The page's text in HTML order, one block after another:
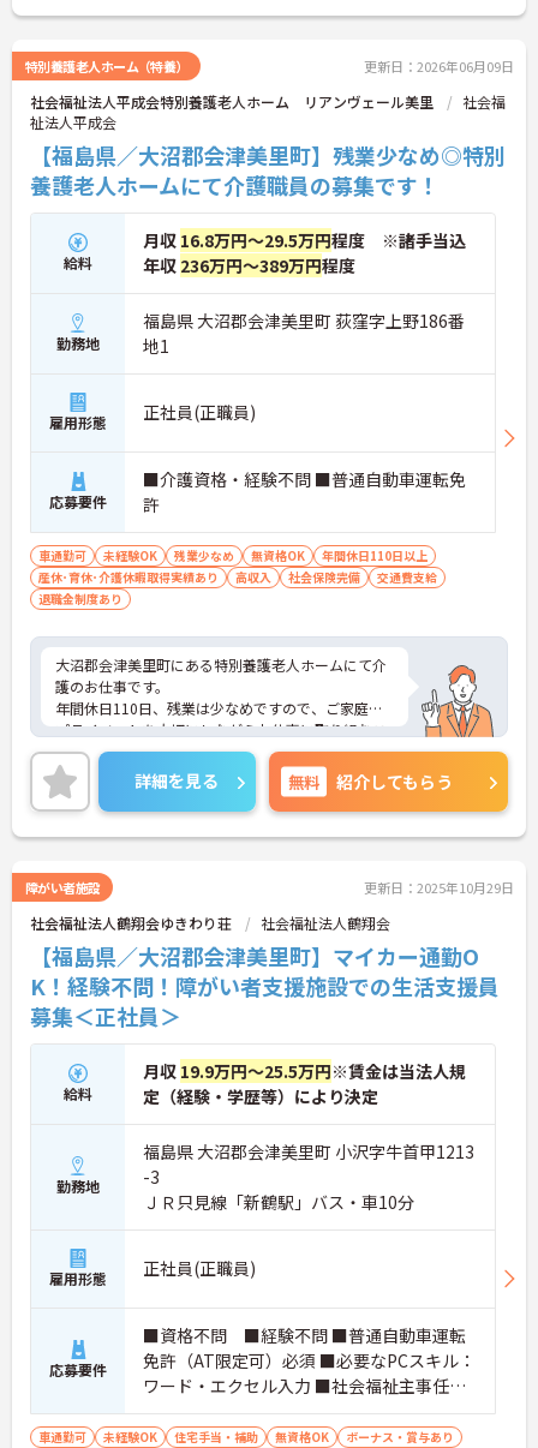
特別養護老人ホーム（特養） 更新日：2026年06月09日
社会福祉法人平成会特別養護老人ホーム リアンヴェール美里
社会福
祉法人平成会
【福島県／大沼郡会津美里町】残業少なめ◎特別
養護老人ホームにて介護職員の募集です！
給料
月収 16.8万円～29.5万円程度 ※諸手当込
年収 236万円～389万円程度
勤務地
福島県 大沼郡会津美里町 荻窪字上野186番
地1
雇用形態 正社員(正職員)
応募要件
■介護資格・経験不問 ■普通自動車運転免
許
車通勤可 未経験OK 残業少なめ 無資格OK
年間休日110日以上
産休･育休･介護休暇取得実績あり
高収入 社会保険完備
交通費支給
退職金制度あり
大沼郡会津美里町にある特別養護老人ホームにて介
護のお仕事です。
年間休日110日、残業は少なめですので、ご家庭や
プライベートを大切にしながらお仕事に取り組むこ
とができます。
ご興味がある方は是非一度マイナビまでお問い合わ
せください。さらに詳細などお伝えします！
詳細を見る 無料 紹介してもらう
障がい者施設 更新日：2025年10月29日
社会福祉法人鶴翔会ゆきわり荘 社会福祉法人鶴翔会
【福島県／大沼郡会津美里町】マイカー通勤O
K！経験不問！障がい者支援施設での生活支援員
募集＜正社員＞
給料
月収 19.9万円～25.5万円※賃金は当法人規
定（経験・学歴等）により決定
勤務地
福島県 大沼郡会津美里町 小沢字牛首甲1213
-3
ＪＲ只見線「新鶴駅」バス・車10分
雇用形態 正社員(正職員)
応募要件
■資格不問 ■経験不問 ■普通自動車運転
免許（AT限定可）必須 ■必要なPCスキル：
ワード・エクセル入力 ■社会福祉主事任用
資格あれば尚可
車通勤可 未経験OK 住宅手当・補助 無資格OK
ボーナス・賞与あり